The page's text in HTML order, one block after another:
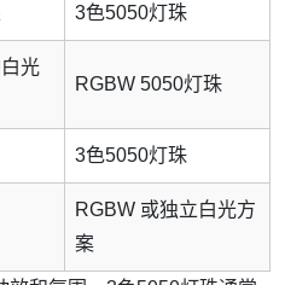
3色5050灯珠
光
RGBW 5050灯珠
3色5050灯珠
RGBW 或独立白光方
案